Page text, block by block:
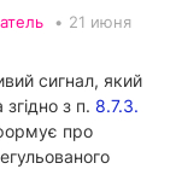
• 21 июня
сигнал, який
з п. 8.7.3.
про